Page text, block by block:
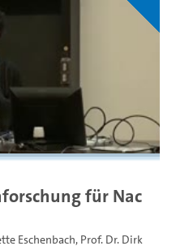
für Nac
Eschenbach, Prof. Dr. Dirk